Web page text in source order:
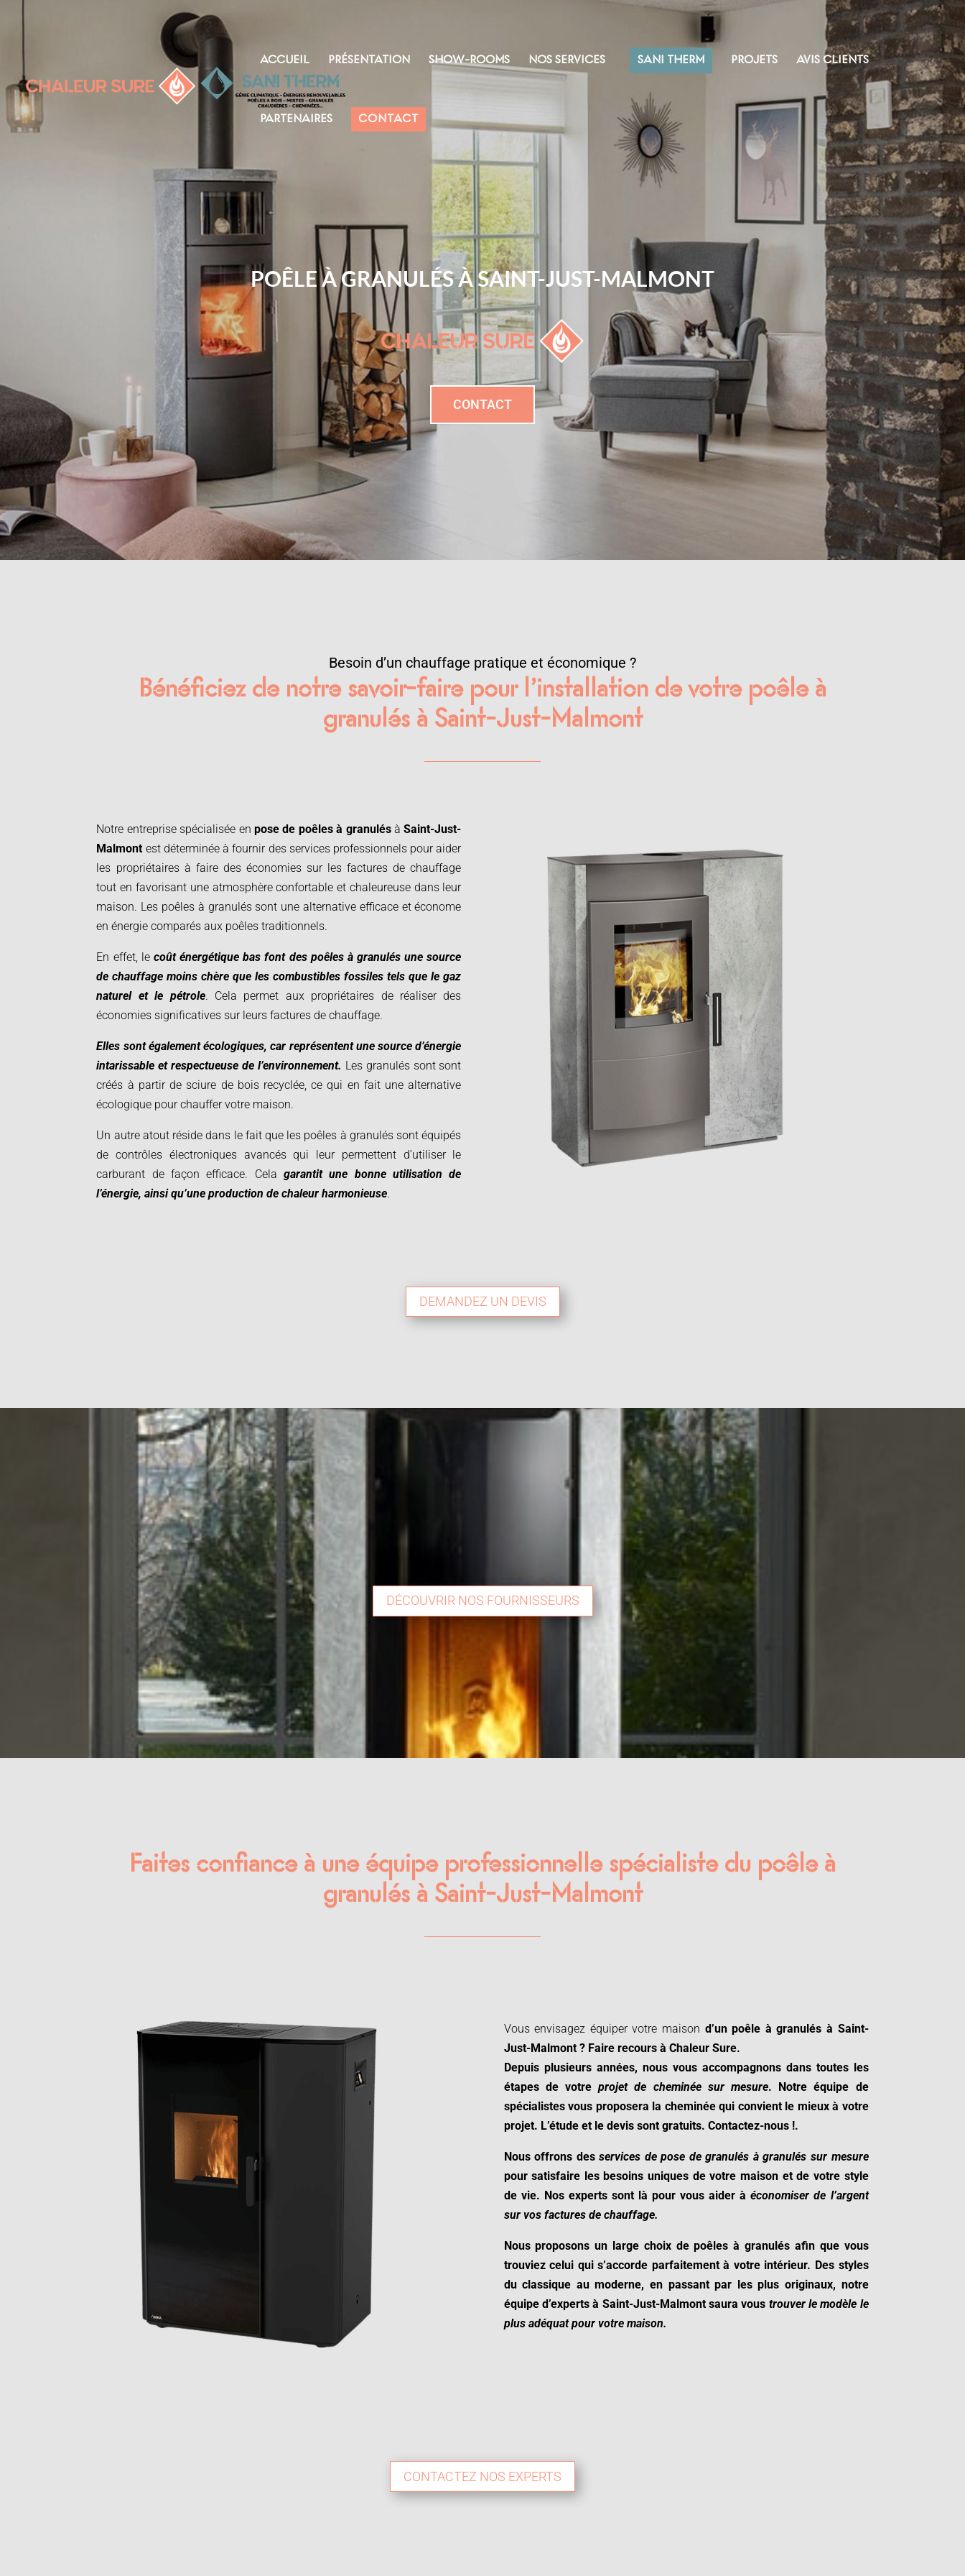
ACCUEIL PRÉSENTATION SHOW-ROOMS NOS SERVICES SANI THERM PROJETS AVIS CLIENTS
PARTENAIRES CONTACT
POÊLE À GRANULÉS À SAINT-JUST-MALMONT
CONTACT
Besoin d’un chauffage pratique et économique ?
Bénéficiez de notre savoir-faire pour l’installation de votre poêle à
granulés à Saint-Just-Malmont
Notre entreprise spécialisée enpose de poêles à granulésàSaint-Just-
Malmont est déterminée à fournir des services professionnels pour aider
les propriétaires à faire des économies sur les factures de chauffage
tout en favorisant une atmosphère confortable et chaleureuse dans leur
maison. Les poêles à granulés sont une alternative efficace et économe
en énergie comparés aux poêles traditionnels.
En effet, le coût énergétique bas font des poêles à granulés une source
de chauffage moins chère que les combustibles fossiles tels que le gaz
naturel et le pétrole. Cela permet aux propriétaires de réaliser des
économies significatives sur leurs factures de chauffage.
Elles sont également écologiques, car représentent une source d’énergie
intarissable et respectueuse de l’environnement. Les granulés sont sont
créés à partir de sciure de bois recyclée, ce qui en fait une alternative
écologique pour chauffer votre maison.
Un autre atout réside dans le fait que les poêles à granulés sont équipés
de contrôles électroniques avancés qui leur permettent d’utiliser le
carburant de façon efficace. Celagarantit une bonne utilisation de
l’énergie, ainsi qu’une production de chaleur harmonieuse.
DEMANDEZ UN DEVIS
DÉCOUVRIR NOS FOURNISSEURS
Faites confiance à une équipe professionnelle spécialiste du poêle à
granulés à Saint-Just-Malmont
Vous envisagez équiper votre maison d’un poêle à granulés à Saint-
Just-Malmont ? Faire recours à Chaleur Sure.
Depuis plusieurs années, nous vous accompagnons dans toutes les
étapes de votreprojet de cheminée sur mesure. Notre équipe de
spécialistes vous proposera la cheminée qui convient le mieux à votre
projet. L’étude et le devis sont gratuits. Contactez-nous !.
Nous offrons desservices de pose de granulés à granulés sur mesure
pour satisfaire les besoins uniques de votre maison et de votre style
de vie. Nos experts sont là pour vous aider àéconomiser de l’argent
sur vos factures de chauffage.
Nous proposons un large choix de poêles à granulés afin que vous
trouviez celui qui s’accorde parfaitement à votre intérieur. Des styles
du classique au moderne, en passant par les plus originaux, notre
équipe d’experts à Saint-Just-Malmontsaura vous trouver le modèle le
plus adéquat pour votre maison.
CONTACTEZ NOS EXPERTS